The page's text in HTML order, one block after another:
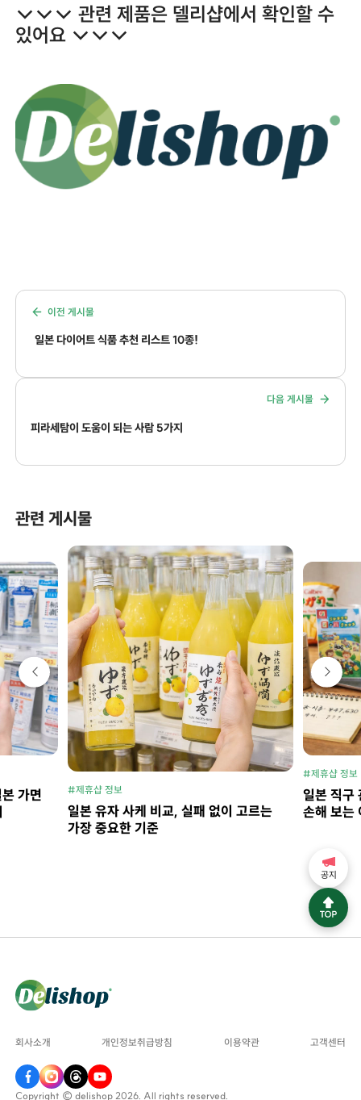
↓↓↓ 관련 제품은 델리샵에서 확인할 수
있어요 ↓↓↓
이전 게시물
일본 다이어트 식품 추천 리스트 10종!
다음 게시물
피라세탐이 도움이 되는 사람 5가지
관련 게시물
가면
#제휴샵 정보
일본 유자 사케 비교, 실패 없이 고르는
가장 중요한 기준
#제휴샵 정보
일본 직구
손해 보는
회사소개 개인정보취급방침 이용약관 고객센터
Copyright © delishop 2026. All rights reserved.
공지